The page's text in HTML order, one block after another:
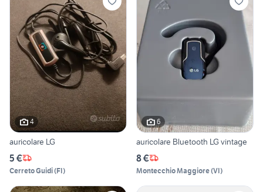
4
auricolare LG
5 €
Cerreto Guidi(FI)
6
auricolare Bluetooth LG vintage
8 €
Montecchio Maggiore(VI)